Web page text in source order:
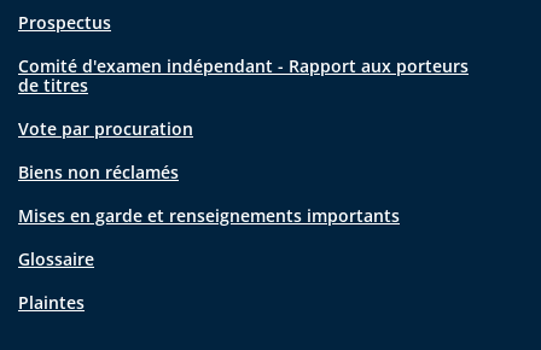
Prospectus
Comité d'examen indépendant - Rapport aux porteurs
de titres
Vote par procuration
Biens non réclamés
Mises en garde et renseignements importants
Glossaire
Plaintes